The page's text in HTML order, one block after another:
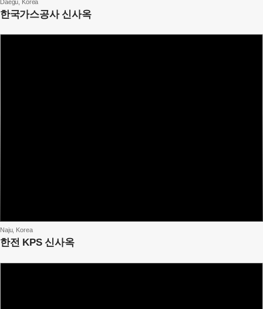
Daegu, Korea
한국가스공사 신사옥
Naju, Korea
한전 KPS 신사옥